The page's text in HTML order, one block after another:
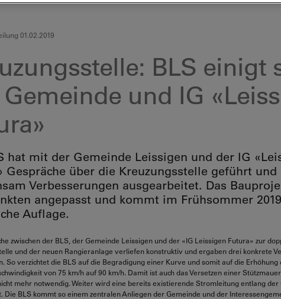
01.02.2019
BLS einigt
und IG
hat mit der Gemeinde Leissigen und der IG
Gespräche über die Kreuzungsstelle geführt und
Verbesserungen ausgearbeitet. Das
angepasst und kommt im Frühsommer
Auflage.
zwischen der BLS, der Gemeinde Leissigen und der «IG Leissigen Futura» zur
und der neuen Rangieranlage verliefen konstruktiv und ergaben drei konkrete
So verzichtet die BLS auf die Begradigung einer Kurve und somit auf die Erhöhung
von 75 km/h auf 90 km/h. Damit ist auch das Versetzen einer
mehr notwendig. Weiter wird eine bereits existierende Stromleitung entlang der
Die BLS kommt so einem zentralen Anliegen der Gemeinde und der